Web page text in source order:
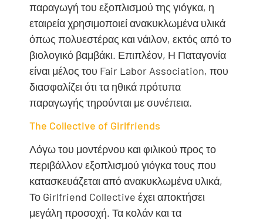
παραγωγή του εξοπλισμού της γιόγκα, η
εταιρεία χρησιμοποιεί ανακυκλωμένα υλικά
όπως πολυεστέρας και νάιλον, εκτός από το
βιολογικό βαμβάκι. Επιπλέον, Η Παταγονία
είναι μέλος του Fair Labor Association, που
διασφαλίζει ότι τα ηθικά πρότυπα
παραγωγής τηρούνται με συνέπεια.
The Collective of Girlfriends
Λόγω του μοντέρνου και φιλικού προς το
περιβάλλον εξοπλισμού γιόγκα τους που
κατασκευάζεται από ανακυκλωμένα υλικά,
Το Girlfriend Collective έχει αποκτήσει
μεγάλη προσοχή. Τα κολάν και τα